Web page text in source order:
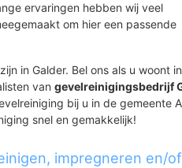
ervaringen hebben wij veel
om hier een passende
in Galder. Bel ons als u woont in
van gevelreinigingsbedrijf
bij u in de gemeente
snel en gemakkelijk!
impregneren en/of